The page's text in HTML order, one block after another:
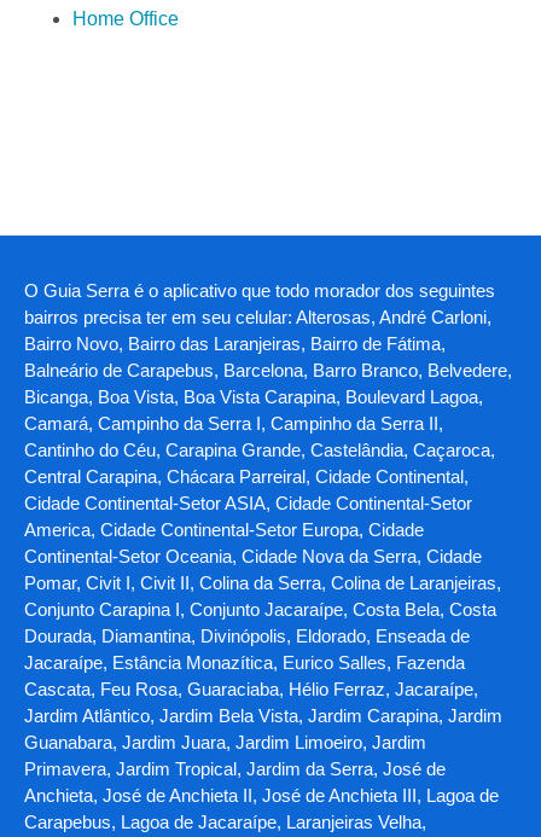
Home Office
O Guia Serra é o aplicativo que todo morador dos seguintes
bairros precisa ter em seu celular: Alterosas, André Carloni,
Bairro Novo, Bairro das Laranjeiras, Bairro de Fátima,
Balneário de Carapebus, Barcelona, Barro Branco, Belvedere,
Bicanga, Boa Vista, Boa Vista Carapina, Boulevard Lagoa,
Camará, Campinho da Serra I, Campinho da Serra II,
Cantinho do Céu, Carapina Grande, Castelândia, Caçaroca,
Central Carapina, Chácara Parreiral, Cidade Continental,
Cidade Continental-Setor ASIA, Cidade Continental-Setor
America, Cidade Continental-Setor Europa, Cidade
Continental-Setor Oceania, Cidade Nova da Serra, Cidade
Pomar, Civit I, Civit II, Colina da Serra, Colina de Laranjeiras,
Conjunto Carapina I, Conjunto Jacaraípe, Costa Bela, Costa
Dourada, Diamantina, Divinópolis, Eldorado, Enseada de
Jacaraípe, Estância Monazítica, Eurico Salles, Fazenda
Cascata, Feu Rosa, Guaraciaba, Hélio Ferraz, Jacaraípe,
Jardim Atlântico, Jardim Bela Vista, Jardim Carapina, Jardim
Guanabara, Jardim Juara, Jardim Limoeiro, Jardim
Primavera, Jardim Tropical, Jardim da Serra, José de
Anchieta, José de Anchieta II, José de Anchieta III, Lagoa de
Carapebus, Lagoa de Jacaraípe, Laranjeiras Velha,